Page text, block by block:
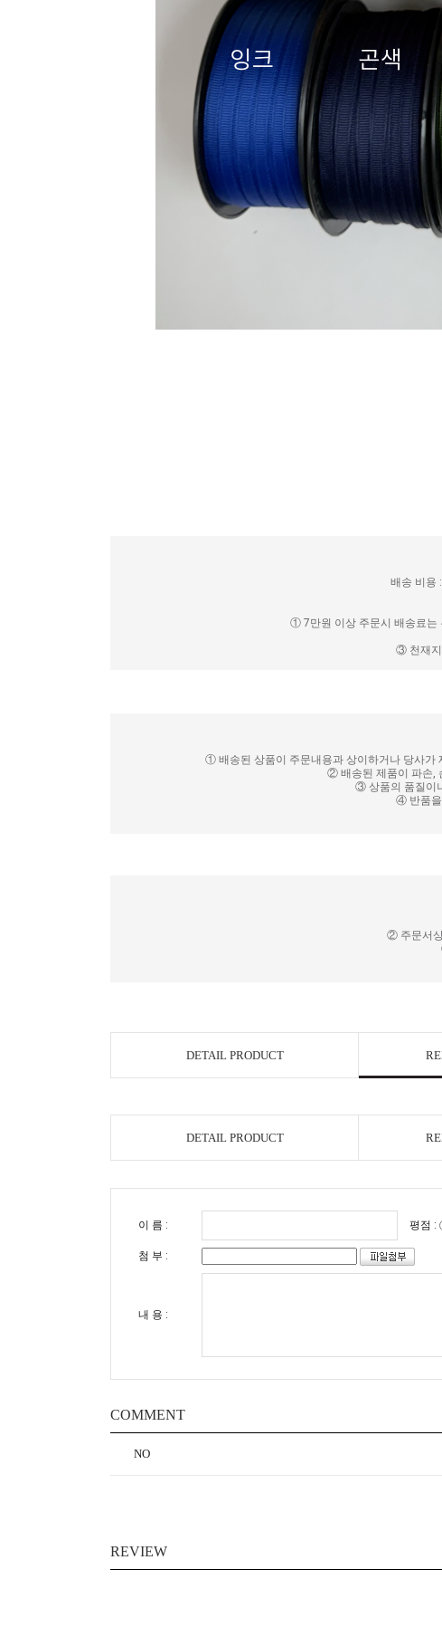
배송 비용
① 7만원 이상 주문시 배송료는
③ 천재지
① 배송된 상품이 주문내용과 상이하거나 당사가
② 배송된 제품이 파손,
③ 상품의 품질이
④ 반품을
② 주문서
DETAIL PRODUCT
DETAIL PRODUCT
이 름 : 평점 :
첨 부 :
내 용 :
COMMENT
NO
REVIEW